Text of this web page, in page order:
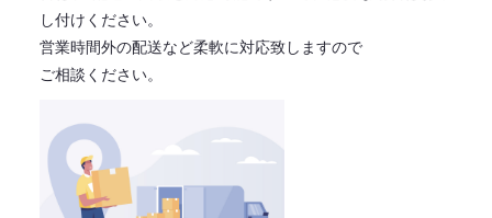
し付けください。
営業時間外の配送など柔軟に対応致しますので
ご相談ください。